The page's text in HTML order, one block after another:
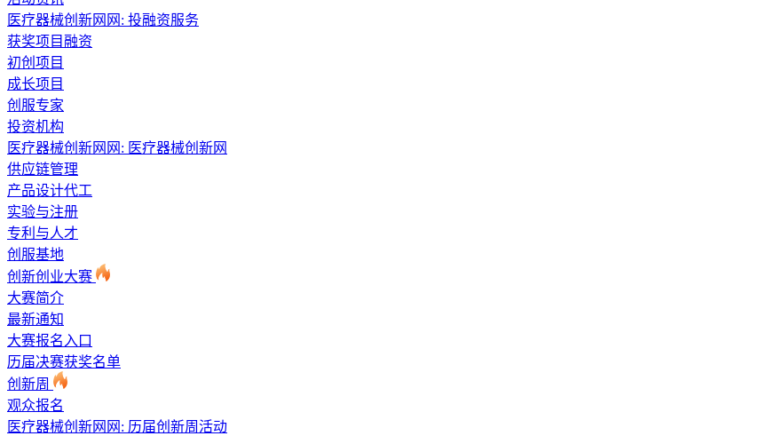
医疗器械创新网网: 投融资服务
获奖项目融资
初创项目
成长项目
创服专家
投资机构
医疗器械创新网网: 医疗器械创新网
供应链管理
产品设计代工
实验与注册
专利与人才
创服基地
创新创业大赛
大赛简介
最新通知
大赛报名入口
历届决赛获奖名单
创新周
观众报名
医疗器械创新网网: 历届创新周活动